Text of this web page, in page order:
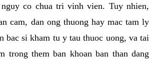
co chua tri vinh vien. Tuy nhien,
cam, dan ong thuong hay mac tam ly
bac si kham tu y tau thuoc uong, va tai
trong them ban khoan ban than dang